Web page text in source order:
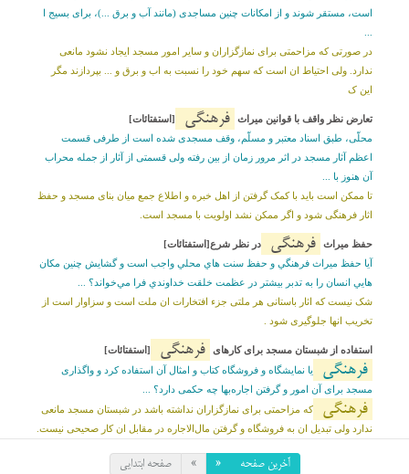
است، مستقر شوند و از امكانات چنين مساجدى (مانند آب و برق ...)، براى بسيج ا
در صورتى که مزاحمتى براى نمازگزاران و سایر امور مسجد ایجاد نشود مانعى
ندارد. ولی احتیاط ان است که سهم خود را نسبت به اب و برق و ... بپردازند مگر
این ک
تعارض نظر واقف با قوانین میراث فرهنگی
[استفتائات]
محلّى، طبق اسناد معتبر و مسلّم، وقف‏ مسجدى شده است از طرفى قسمت
اعظم آثار مسجد در اثر مرور زمان از بين رفته ولى قسمتى از آثار از جمله محراب
آن هنوز با ...
تا ممکن است باید با کمک گرفتن از اهل خبره و اطلاع جمع میان بناى مسجد و حفظ
اثار فرهنگى شود و اگر ممکن نشد اولویت با مسجد است.
حفظ میراث فرهنگی
در نظر شرع[استفتائات]
آیا حفظ ميراث فرهنگي و حفظ سنت هاي محلي واجب است و گشايش چنين مکان
هايي انسان را به تدبر بيشتر در عظمت خلقت خداوندي فرا مي‌خواند؟ ...
شک نیست که اثار باستانی هر ملتی جزء افتخارات ان ملت است و سزاوار است از
تخریب انها جلوگیری شود .
استفاده از شبستان مسجد برای کارهای فرهنگی [استفتائات]
فرهنگی
یا نمایشگاه و فروشگاه کتاب و امثال آن استفاده کرد و واگذاری
مسجد برای آن امور و گرفتن اجاره‌بها چه حکمی دارد؟ ...
فرهنگی
که مزاحمتی برای نمازگزاران نداشته باشد در شبستان مسجد مانعی
ندارد ولی تبدیل ان به فروشگاه و گرفتن مال‌الاجاره در مقابل ان کار صحیحی نیست.
صفحه ابتدایی » « آخرین صفحه